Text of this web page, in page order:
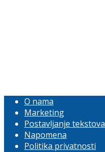
O nama
Marketing
Postavljanje tekstova
Napomena
Politika privatnosti